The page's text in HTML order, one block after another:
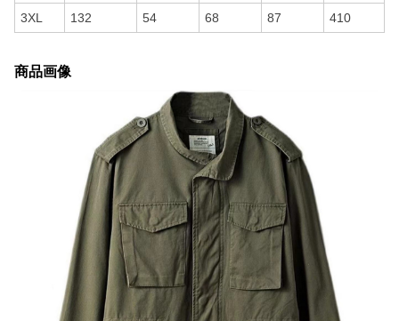
3XL 132 54 68 87 410
商品画像